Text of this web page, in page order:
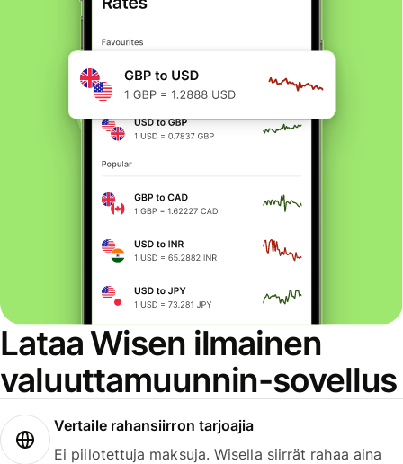
Lataa Wisen ilmainen
valuuttamuunnin-sovellus
Vertaile rahansiirron tarjoajia
Ei piilotettuja maksuja. Wisella siirrät rahaa aina